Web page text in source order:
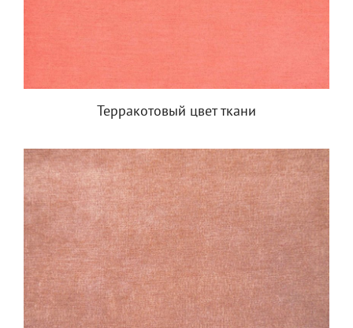
Терракотовый цвет ткани